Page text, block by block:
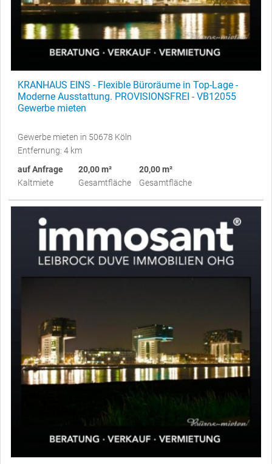
KRANHAUS EINS - Flexible Büroräume in Top-Lage -
Moderne Ausstattung. PROVISIONSFREI - VB12055
Gewerbe mieten
Gewerbe mieten in 50678 Köln
Entfernung: 4 km
auf Anfrage
Kaltmiete
20,00 m²
Gesamtfläche
20,00 m²
Gesamtfläche